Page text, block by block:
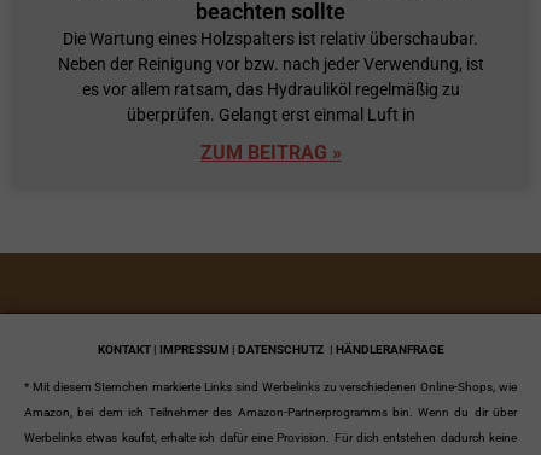
beachten sollte
Die Wartung eines Holzspalters ist relativ überschaubar.
Neben der Reinigung vor bzw. nach jeder Verwendung, ist
es vor allem ratsam, das Hydrauliköl regelmäßig zu
überprüfen. Gelangt erst einmal Luft in
ZUM BEITRAG »
KONTAKT | IMPRESSUM | DATENSCHUTZ | HÄNDLERANFRAGE
* Mit diesem Sternchen markierte Links sind Werbelinks zu verschiedenen Online-Shops, wie
Amazon, bei dem ich Teilnehmer des Amazon-Partnerprogramms bin. Wenn du dir über
Werbelinks etwas kaufst, erhalte ich dafür eine Provision. Für dich entstehen dadurch keine